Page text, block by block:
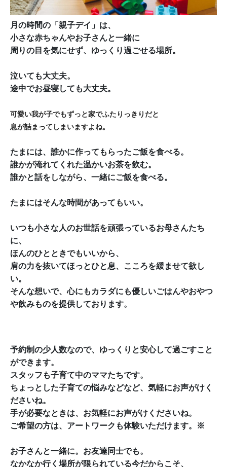
月の時間の「親子デイ」は、
小さな赤ちゃんやお子さんと一緒に
周りの目を気にせず、ゆっくり過ごせる場所。
泣いても大丈夫。
途中でお昼寝しても大丈夫。
可愛い我が子でもずっと家でふたりっきりだと
息が詰まってしまいますよね。
たまには、 誰かに作ってもらったご飯を食べる。
誰かが淹れてくれた温かいお茶を飲む。
誰かと話をしながら、一緒にご飯を食べる。
たまにはそんな時間があってもいい。
いつも小さな人のお世話を頑張っているお母さんたち
に、
ほんのひとときでもいいから、
肩の力を抜いてほっとひと息、こころを緩ませて欲し
い。
そんな想いで、心にもカラダにも優しいごはんやおやつ
や飲みものを提供しております。
予約制の少人数なので、ゆっくりと安心して過ごすこと
ができます。
スタッフも子育て中のママたちです。
ちょっとした子育ての悩みなどなど、気軽にお声がけく
ださいね。
手が必要なときは、お気軽にお声がけくださいね。
ご希望の方は、アートワークも体験いただけます。※
お子さんと一緒に。お友達同士でも。
なかなか行く場所が限られている今だからこそ、